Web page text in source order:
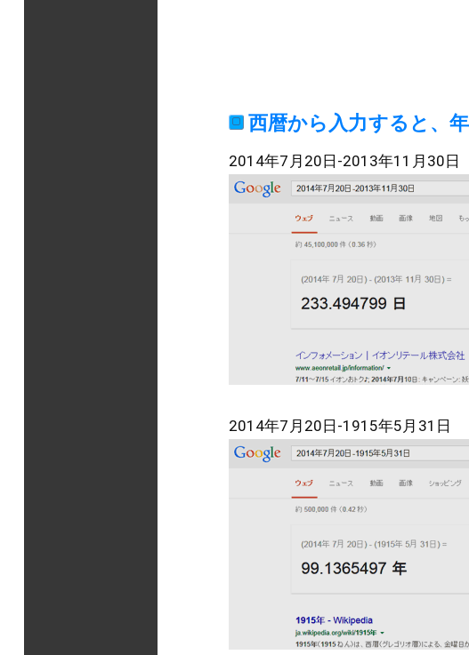
西暦から入力すると、
2014年7月20日-2013年11月30日
2014年7月20日-1915年5月31日